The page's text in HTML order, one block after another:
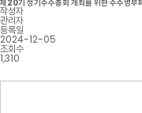
제20기 정기주주총회 개최를 위한 주주명부
작성자
관리자
등록일
2024-12-05
조회수
1,310